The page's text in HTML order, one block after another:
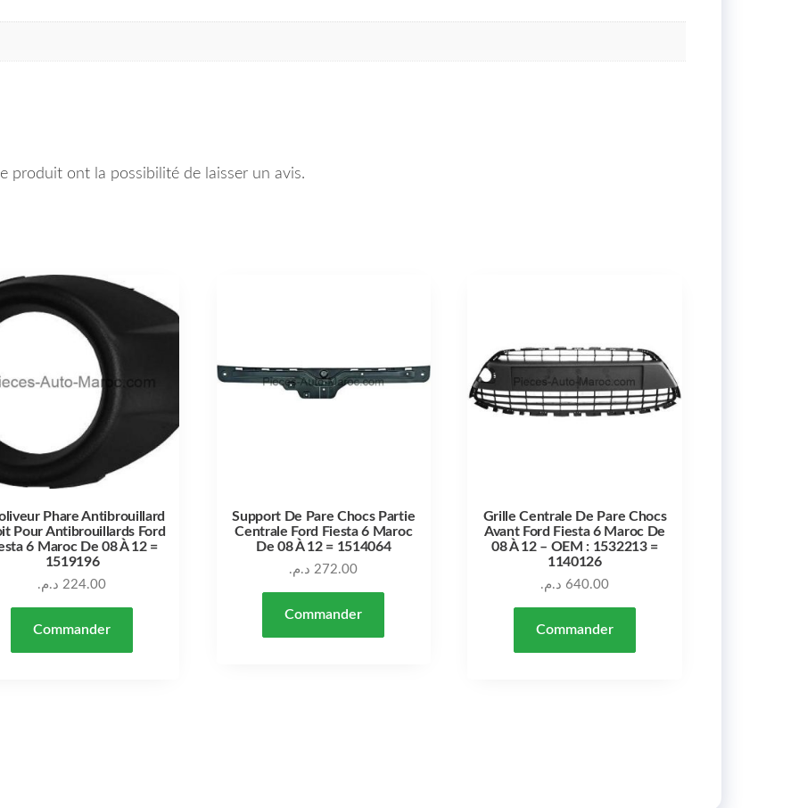
produit ont la possibilité de laisser un avis.
Phare Antibrouillard
Pour Antibrouillards Ford
6 Maroc De 08 À 12 =
1519196
224.00 د.م.
Commander
Support De Pare Chocs Partie
Centrale Ford Fiesta 6 Maroc
De 08 À 12 = 1514064
272.00 د.م.
Commander
Grille Centrale De Pare Chocs
Avant Ford Fiesta 6 Maroc De
08 À 12 – OEM : 1532213 =
1140126
640.00 د.م.
Commander